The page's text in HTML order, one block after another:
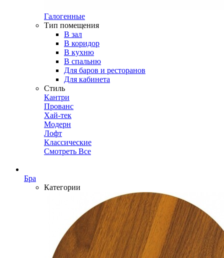
Галогенные
Тип помещения
В зал
В коридор
В кухню
В спальню
Для баров и ресторанов
Для кабинета
Стиль
Кантри
Прованс
Хай-тек
Модерн
Лофт
Классические
Смотреть Все
Бра
Категории